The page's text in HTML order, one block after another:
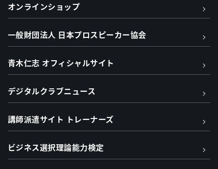
オンラインショップ
一般財団法人 日本プロスピーカー協会
青木仁志 オフィシャルサイト
デジタルクラブニュース
講師派遣サイト トレーナーズ
ビジネス選択理論能力検定